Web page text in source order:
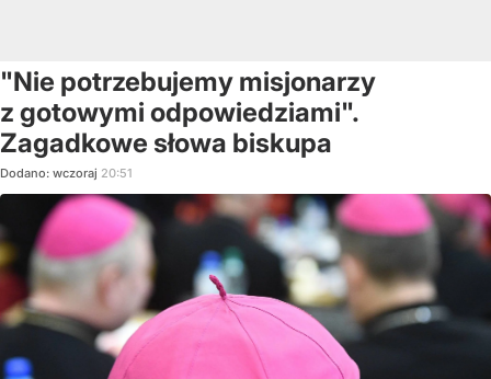
"Nie potrzebujemy misjonarzy
z gotowymi odpowiedziami".
Zagadkowe słowa biskupa
Dodano: wczoraj 20:51